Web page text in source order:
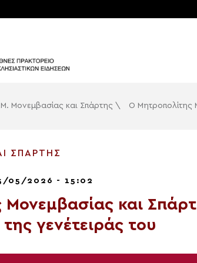
Μονεμβασίας και Σπάρτης \ Ο Μητροπολίτης
ΣΠΆΡΤΗΣ
05/2026 - 15:02
και
γενέτειράς του